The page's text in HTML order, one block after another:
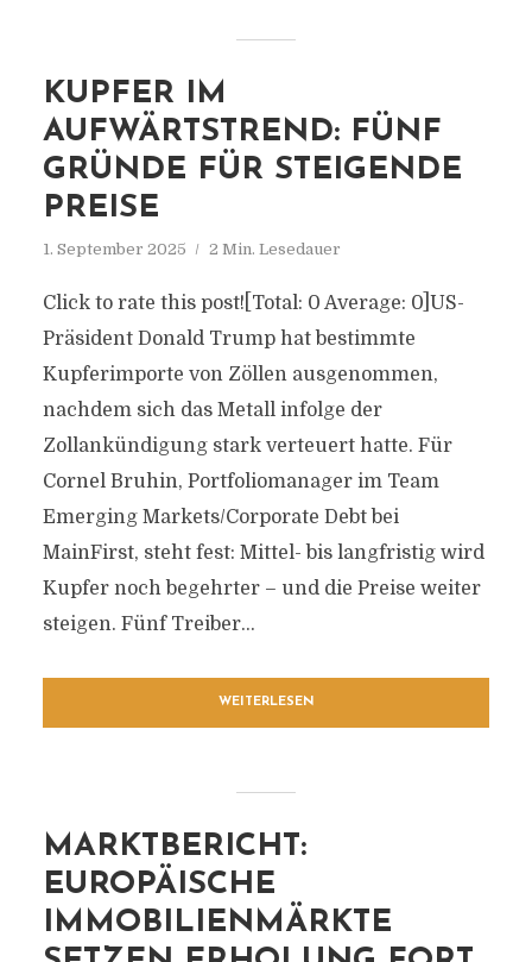
KUPFER IM
AUFWÄRTSTREND: FÜNF
GRÜNDE FÜR STEIGENDE
PREISE
1. September 2025 2 Min. Lesedauer
Click to rate this post![Total: 0 Average: 0]US-
Präsident Donald Trump hat bestimmte
Kupferimporte von Zöllen ausgenommen,
nachdem sich das Metall infolge der
Zollankündigung stark verteuert hatte. Für
Cornel Bruhin, Portfoliomanager im Team
Emerging Markets/Corporate Debt bei
MainFirst, steht fest: Mittel- bis langfristig wird
Kupfer noch begehrter – und die Preise weiter
steigen. Fünf Treiber...
WEITERLESEN
MARKTBERICHT:
EUROPÄISCHE
IMMOBILIENMÄRKTE